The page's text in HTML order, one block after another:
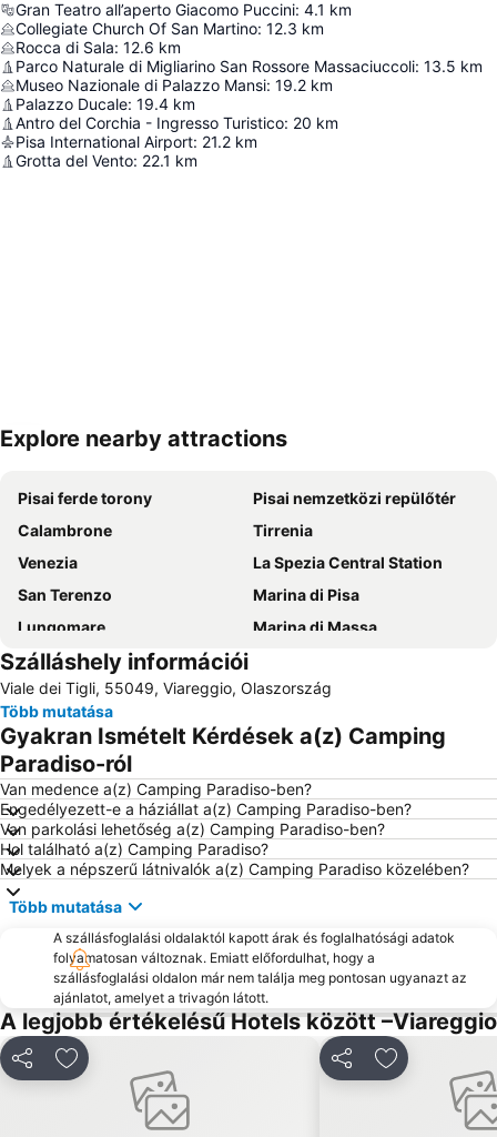
Gran Teatro all’aperto Giacomo Puccini: 4.1 km
Collegiate Church Of San Martino: 12.3 km
Rocca di Sala: 12.6 km
Parco Naturale di Migliarino San Rossore Massaciuccoli: 13.5 km
Museo Nazionale di Palazzo Mansi: 19.2 km
Palazzo Ducale: 19.4 km
Antro del Corchia - Ingresso Turistico: 20 km
Pisa International Airport: 21.2 km
Grotta del Vento: 22.1 km
Nagy méretű térkép
Explore nearby attractions
Pisai ferde torony
Pisai nemzetközi repülőtér
Calambrone
Tirrenia
Venezia
La Spezia Central Station
San Terenzo
Marina di Pisa
Lungomare
Marina di Massa
Torre del Lago
Calafuria
Anfiteatro Romano - Piazza del Mercato
Quercianella
Marina di Torre del Lago Puccini
Terme di Nerone
Baia Blu
Termeland
Borgo medievale di Montecatini Alto
Szálláshely információi
Viale dei Tigli, 55049, Viareggio, Olaszország
Több mutatása
Gyakran Ismételt Kérdések a(z) Camping
Paradiso-ról
Van medence a(z) Camping Paradiso-ben?
Engedélyezett-e a háziállat a(z) Camping Paradiso-ben?
Van parkolási lehetőség a(z) Camping Paradiso-ben?
Hol található a(z) Camping Paradiso?
Melyek a népszerű látnivalók a(z) Camping Paradiso közelében?
Több mutatása
A szállásfoglalási oldalaktól kapott árak és foglalhatósági adatok
folyamatosan változnak. Emiatt előfordulhat, hogy a
szállásfoglalási oldalon már nem találja meg pontosan ugyanazt az
ajánlatot, amelyet a trivagón látott.
A legjobb értékelésű Hotels között –Viareggio
MegosztásHozzáadás a kedvencekhez MegosztásHozzáadás